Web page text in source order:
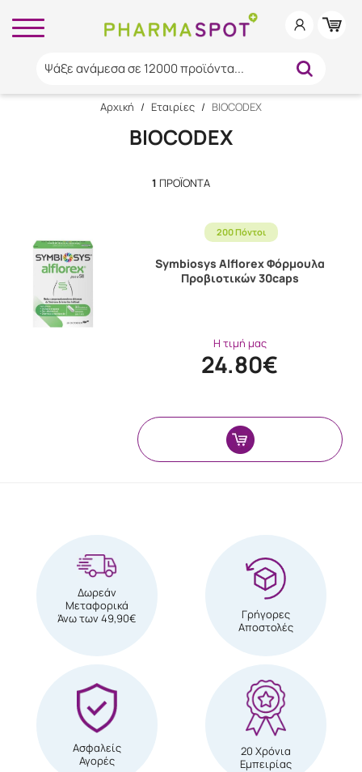
Ψάξε ανάμεσα σε 12000 προϊόντα...
Αρχική / Εταιρίες / BIOCODEX
BIOCODEX
1 ΠΡΟΪΌΝΤΑ
200 Πόντοι
Symbiosys Alflorex Φόρμουλα
Προβιοτικών 30caps
Η τιμή μας
24.80€
Δωρεάν
Μεταφορικά
Άνω των 49,90€
Γρήγορες
Αποστολές
Ασφαλείς
Αγορές
20 Χρόνια
Εμπειρίας